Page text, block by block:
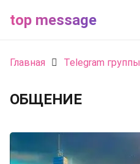
top message
Главная Telegram группы
ОБЩЕНИЕ